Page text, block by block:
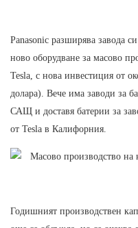
Panasonic разширява завода
ново оборудване за масово
Tesla, с нова инвестиция от
долара). Вече има заводи за
САЩ и доставя батерии за
от Tesla в Калифорния.
Годишният производствен